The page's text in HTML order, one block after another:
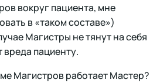
вокруг пациента, мне
в «таком составе»)
Магистры не тянут на себя
вреда пациенту.
Магистров работает Мастер?